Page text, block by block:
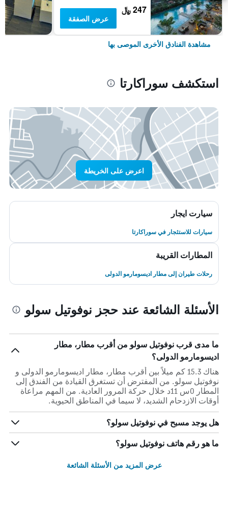
247 ﷼
عرض الصفقة
مشاهدة الفنادق الأخرى الموصى بها
استكشف سوراكارتا
اعرض على الخريطة
سيارت ايجار
سيارات للاستئجار في سوراكارتا
المطارات القريبة
رحلات طيران إلى مطار اديسومارمو الدولى
الأسئلة الشائعة عند حجز نوفوتيل سولو
ما مدى قرب نوفوتيل سولو من أقرب مطار، مطار
اديسومارمو الدولى؟
هناك 15.3 كم ميلاً بين أقرب مطار، مطار اديسومارمو الدولى و
نوفوتيل سولو. من المفترض أن تستغرق القيادة من الفندق إلى
المطار 0س 11د خلال حركة المرور العادية. من المهم مراعاة
أوقات الازدحام الشديد، لا سيما في المناطق الحيوية.
هل يوجد مسبح في نوفوتيل سولو؟
ما هو رقم هاتف نوفوتيل سولو؟
عرض المزيد من الأسئلة الشائعة